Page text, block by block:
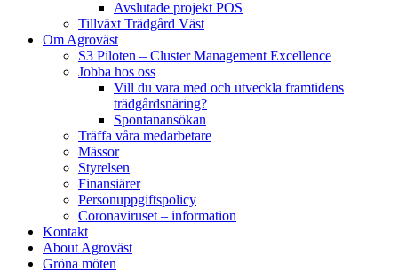
Avslutade projekt POS
Tillväxt Trädgård Väst
Om Agroväst
S3 Piloten – Cluster Management Excellence
Jobba hos oss
Vill du vara med och utveckla framtidens
trädgårdsnäring?
Spontanansökan
Träffa våra medarbetare
Mässor
Styrelsen
Finansiärer
Personuppgiftspolicy
Coronaviruset – information
Kontakt
About Agroväst
Gröna möten